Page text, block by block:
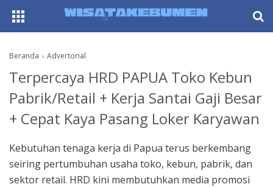
Beranda Advertorial
Terpercaya HRD PAPUA Toko Kebun
Pabrik/Retail + Kerja Santai Gaji Besar
+ Cepat Kaya Pasang Loker Karyawan
Kebutuhan tenaga kerja di Papua terus berkembang
seiring pertumbuhan usaha toko, kebun, pabrik, dan
sektor retail. HRD kini membutuhkan media promosi